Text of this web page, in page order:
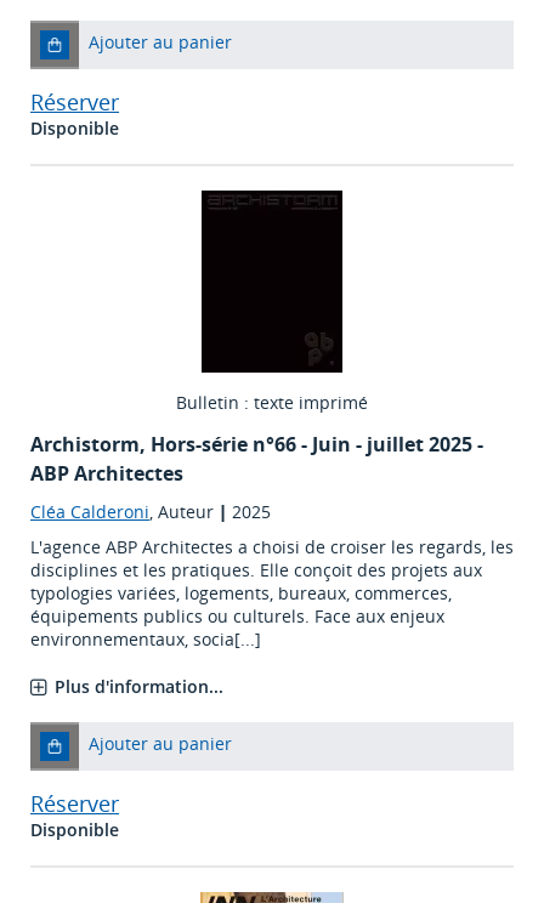
Ajouter au panier
Réserver
Disponible
Bulletin : texte imprimé
Archistorm, Hors-série n°66 - Juin - juillet 2025 -
ABP Architectes
Cléa Calderoni, Auteur | 2025
L'agence ABP Architectes a choisi de croiser les regards, les
disciplines et les pratiques. Elle conçoit des projets aux
typologies variées, logements, bureaux, commerces,
équipements publics ou culturels. Face aux enjeux
environnementaux, socia[...]
Plus d'information...
Ajouter au panier
Réserver
Disponible